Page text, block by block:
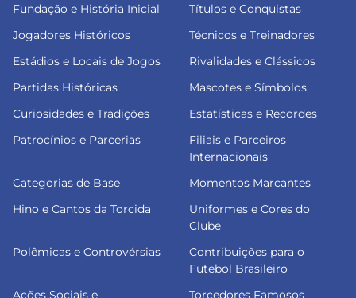
Fundação e História Inicial
Títulos e Conquistas
Jogadores Históricos
Técnicos e Treinadores
Estádios e Locais de Jogos
Rivalidades e Clássicos
Partidas Históricas
Mascotes e Símbolos
Curiosidades e Tradições
Estatísticas e Recordes
Patrocínios e Parcerias
Filiais e Parceiros
Internacionais
Categorias de Base
Momentos Marcantes
Hino e Cantos da Torcida
Uniformes e Cores do
Clube
Polêmicas e Controvérsias
Contribuições para o
Futebol Brasileiro
Ações Sociais e
Torcedores Famosos